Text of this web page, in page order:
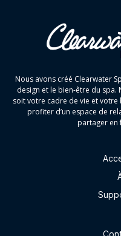
Nous avons créé Clearwater
design et le bien-être du spa.
soit votre cadre de vie et
profiter d’un espace de
partager en